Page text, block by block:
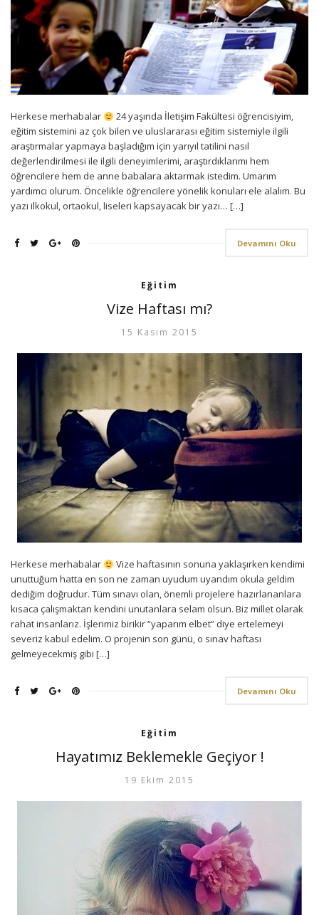
Herkese merhabalar
24 yaşında İletişim Fakültesi öğrencisiyim,
eğitim sistemini az çok bilen ve uluslararası eğitim sistemiyle ilgili
araştırmalar yapmaya başladığım için yarıyıl tatilini nasıl
değerlendirilmesi ile ilgili deneyimlerimi, araştırdıklarımı hem
öğrencilere hem de anne babalara aktarmak istedim. Umarım
yardımcı olurum. Öncelikle öğrencilere yönelik konuları ele alalım. Bu
yazı ilkokul, ortaokul, liseleri kapsayacak bir yazı… […]
Devamını Oku
Eğitim
Vize Haftası mı?
15 Kasım 2015
Herkese merhabalar
Vize haftasının sonuna yaklaşırken kendimi
unuttuğum hatta en son ne zaman uyudum uyandım okula geldim
dediğim doğrudur. Tüm sınavı olan, önemli projelere hazırlananlara
kısaca çalışmaktan kendini unutanlara selam olsun. Biz millet olarak
rahat insanlarız. İşlerimiz birikir “yaparım elbet” diye ertelemeyi
severiz kabul edelim. O projenin son günü, o sınav haftası
gelmeyecekmiş gibi […]
Devamını Oku
Eğitim
Hayatımız Beklemekle Geçiyor !
19 Ekim 2015